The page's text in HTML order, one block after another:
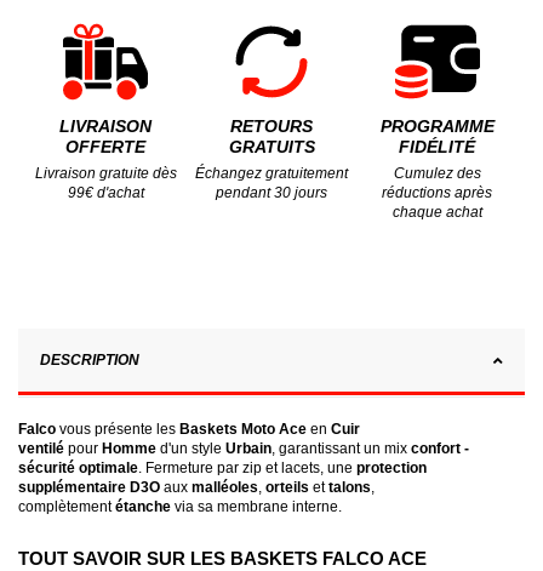
LIVRAISON
OFFERTE
Livraison gratuite dès
99€ d'achat
RETOURS
GRATUITS
Échangez gratuitement
pendant 30 jours
PROGRAMME
FIDÉLITÉ
Cumulez des
réductions après
chaque achat
DESCRIPTION
Falco vous présente les Baskets Moto Ace en Cuir
ventilé pour Homme d'un style Urbain, garantissant un mix confort -
sécurité optimale. Fermeture par zip et lacets, une protection
supplémentaire D3O aux malléoles, orteils ettalons,
complètementétanche via sa membrane interne.
TOUT SAVOIR SUR LES BASKETS FALCO ACE